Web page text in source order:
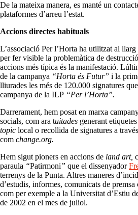
De la mateixa manera, es manté un
plataformes d’arreu l’estat.
Accions directes habituals
L’associació Per l’Horta ha utilitzat al llarg
per fer visible la problemàtica de
accions més típica és la manifestació.
de la campanya “Horta és Futur” i la
lliurades les més de 120.000 signatures
campanya de la ILP “Per l’Horta”.
Darrerament, hem posat en marxa
socials, com ara tuitades generant
topic local o recollida de signatures a
com change.org.
Hem sigut pioners en accions de land art,
paraula “Patirmoni” que el dissenyador
terrenys de la Punta. Altres maneres
d’estudis, informes, comunicats de
com per exemple a la Universitat d’Estiu
de 2002 en el mes de juliol.